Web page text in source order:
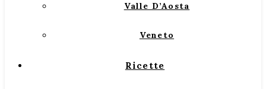
Valle D’Aosta
Veneto
Ricette